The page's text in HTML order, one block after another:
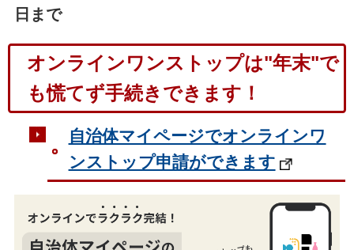
日まで
オンラインワンストップは"年末"で
も慌てず手続きできます！
自治体マイページでオンラインワ
ンストップ申請ができます